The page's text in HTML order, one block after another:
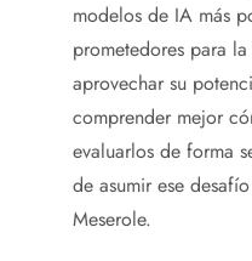
modelos de IA más
prometedores para
aprovechar su
comprender mejor
evaluarlos de forma
de asumir ese
Meserole.